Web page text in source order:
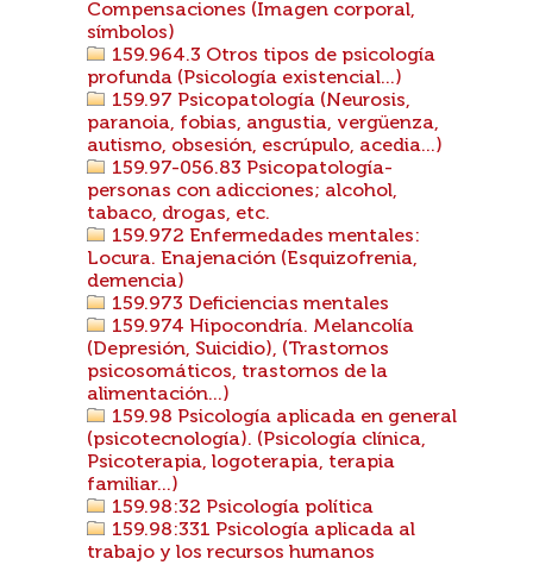
Compensaciones (Imagen corporal,
símbolos)
159.964.3 Otros tipos de psicología
profunda (Psicología existencial...)
159.97 Psicopatología (Neurosis,
paranoia, fobias, angustia, vergüenza,
autismo, obsesión, escrúpulo, acedia...)
159.97-056.83 Psicopatología-
personas con adicciones; alcohol,
tabaco, drogas, etc.
159.972 Enfermedades mentales:
Locura. Enajenación (Esquizofrenia,
demencia)
159.973 Deficiencias mentales
159.974 Hipocondría. Melancolía
(Depresión, Suicidio), (Trastornos
psicosomáticos, trastornos de la
alimentación...)
159.98 Psicología aplicada en general
(psicotecnología). (Psicología clínica,
Psicoterapia, logoterapia, terapia
familiar...)
159.98:32 Psicología política
159.98:331 Psicología aplicada al
trabajo y los recursos humanos